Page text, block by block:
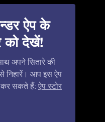
ऐप के
को देखें!
अपने सितारे की
आप इस ऐप
कर सकते हैं: ऐप स्टोर